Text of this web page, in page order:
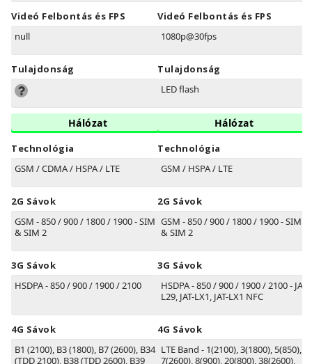
Videó Felbontás és FPS
null
Tulajdonság
Hálózat
Technológia
GSM / CDMA / HSPA / LTE
2G Sávok
GSM - 850 / 900 / 1800 / 1900 - SIM 1
& SIM 2
3G Sávok
HSDPA - 850 / 900 / 1900 / 2100
4G Sávok
B1 (2100), B3(1800), B7(2600), B34
(TDD 2100), B38(TDD 2600), B39
Videó Felbontás és FPS
1080p@30fps
Tulajdonság
LED flash
Hálózat
Technológia
GSM / HSPA / LTE
2G Sávok
GSM - 850 / 900 / 1800 / 1900 - SIM 1
& SIM 2
3G Sávok
HSDPA - 850 / 900 / 1900 / 2100 - JAT-
L29, JAT-LX1, JAT-LX1 NFC
4G Sávok
LTE Band - 1(2100), 3(1800), 5(850),
7(2600), 8(900), 20(800), 38(2600),